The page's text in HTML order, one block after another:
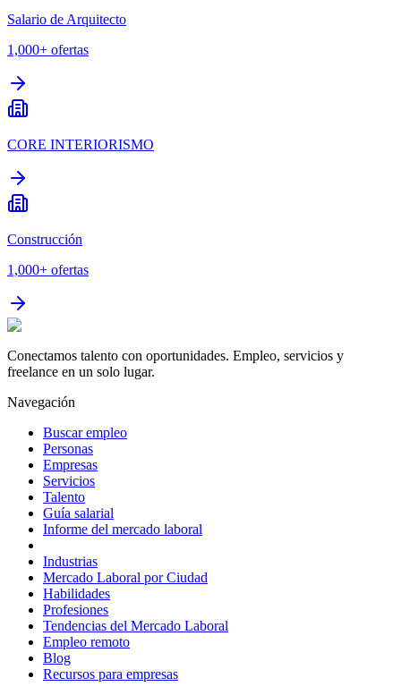
Salario de Arquitecto
1,000+ ofertas
CORE INTERIORISMO
Construcción
1,000+ ofertas
Conectamos talento con oportunidades. Empleo, servicios y
freelance en un solo lugar.
Navegación
Buscar empleo
Personas
Empresas
Servicios
Talento
Guía salarial
Informe del mercado laboral
Industrias
Mercado Laboral por Ciudad
Habilidades
Profesiones
Tendencias del Mercado Laboral
Empleo remoto
Blog
Recursos para empresas